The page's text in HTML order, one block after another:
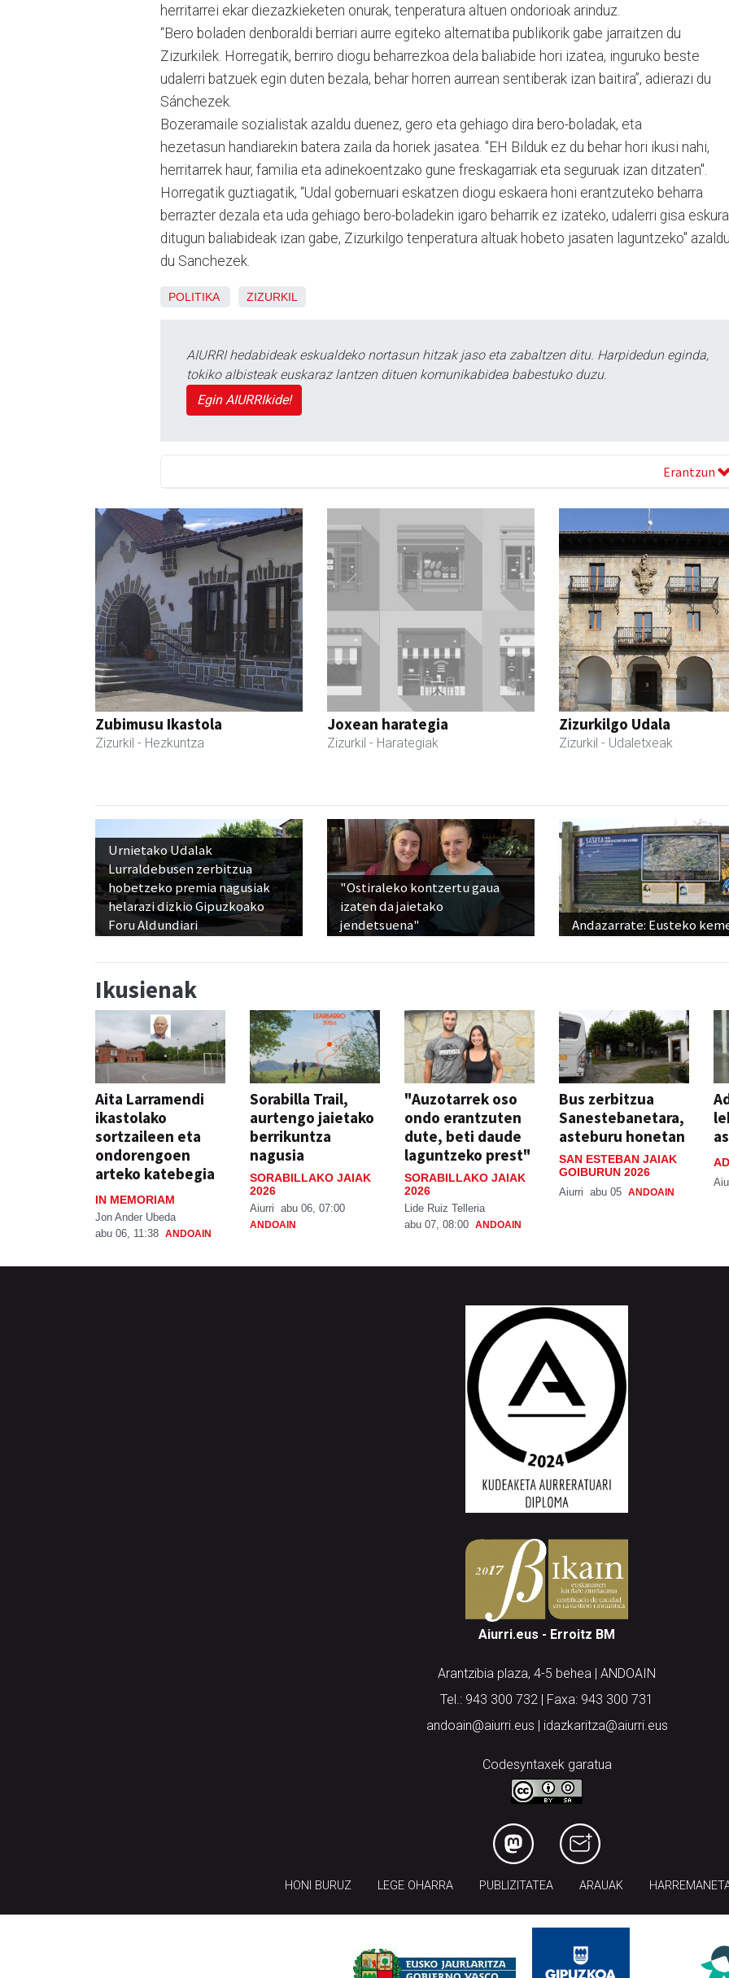
herritarrei ekar diezazkieketen onurak, tenperatura altuen ondorioak arinduz.
“Bero boladen denboraldi berriari aurre egiteko alternatiba publikorik gabe jarraitzen du
Zizurkilek. Horregatik, berriro diogu beharrezkoa dela baliabide hori izatea, inguruko beste
udalerri batzuek egin duten bezala, behar horren aurrean sentiberak izan baitira”, adierazi du
Sánchezek.
Bozeramaile sozialistak azaldu duenez, gero eta gehiago dira bero-boladak, eta
hezetasun handiarekin batera zaila da horiek jasatea. "EH Bilduk ez du behar hori ikusi nahi,
herritarrek haur, familia eta adinekoentzako gune freskagarriak eta seguruak izan ditzaten".
Horregatik guztiagatik, “Udal gobernuari eskatzen diogu eskaera honi erantzuteko beharra
berrazter dezala eta uda gehiago bero-boladekin igaro beharrik ez izateko, udalerri gisa eskura
ditugun baliabideak izan gabe, Zizurkilgo tenperatura altuak hobeto jasaten laguntzeko"
du Sanchezek.
POLITIKA ZIZURKIL
AIURRI hedabideak eskualdeko nortasun hitzak jaso eta zabaltzen ditu. Harpidedun eginda,
tokiko albisteak euskaraz lantzen dituen komunikabidea babestuko duzu.
Egin AIURRIkide!
Erantzun
Zubimusu Ikastola
Zizurkil - Hezkuntza
Joxean harategia
Zizurkil - Harategiak
Zizurkilgo Udala
Zizurkil - Udaletxeak
Urnietako Udalak
Lurraldebusen zerbitzua
hobetzeko premia nagusiak
helarazi dizkio Gipuzkoako
Foru Aldundiari
"Ostiraleko kontzertu gaua
izaten da jaietako
jendetsuena"
Andazarrate: Eusteko
Ikusienak
Aita Larramendi
ikastolako
sortzaileen eta
ondorengoen
arteko katebegia
IN MEMORIAM
Jon Ander Ubeda
abu 06, 11:38 ANDOAIN
Sorabilla Trail,
aurtengo jaietako
berrikuntza
nagusia
SORABILLAKO JAIAK
2026
Aiurri abu 06, 07:00
ANDOAIN
"Auzotarrek oso
ondo erantzuten
dute, beti daude
laguntzeko prest"
SORABILLAKO JAIAK
2026
Lide Ruiz Telleria
abu 07, 08:00 ANDOAIN
Bus zerbitzua
Sanestebanetara,
asteburu honetan
SAN ESTEBAN JAIAK
GOIBURUN 2026
Aiurri abu 05 ANDOAIN
Aiurri.eus - Erroitz BM
Arantzibia plaza, 4-5 behea | ANDOAIN
Tel.: 943 300 732 | Faxa: 943 300 731
andoain@aiurri.eus | idazkaritza@aiurri.eus
Codesyntaxek garatua
HONI BURUZ LEGE OHARRA PUBLIZITATEA ARAUAK